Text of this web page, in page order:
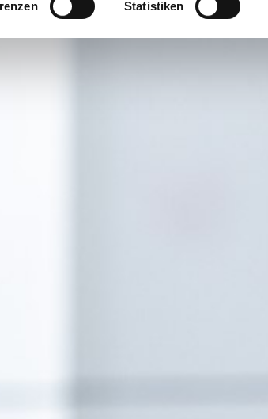
Statistiken